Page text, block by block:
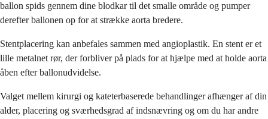
ballon spids gennem dine blodkar til det smalle område og pumper
derefter ballonen op for at strække aorta bredere.
Stentplacering kan anbefales sammen med angioplastik. En stent er et
lille metalnet rør, der forbliver på plads for at hjælpe med at holde aorta
åben efter ballonudvidelse.
Valget mellem kirurgi og kateterbaserede behandlinger afhænger af din
alder, placering og sværhedsgrad af indsnævring og om du har andre